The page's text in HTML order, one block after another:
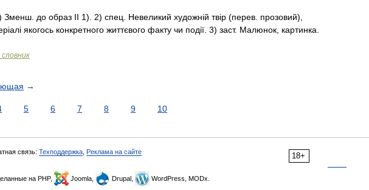
до образ II 1). 2) спец. Невеликий художній твір (перев. прозовий),
якогось конкретного життєвого факту чи події. 3) заст. Малюнок, картинка.
→
5 6 7 8 9 10
18+
связь: Техподдержка Реклама на сайте
на PHP, Joomla, Drupal, WordPress, MODx.